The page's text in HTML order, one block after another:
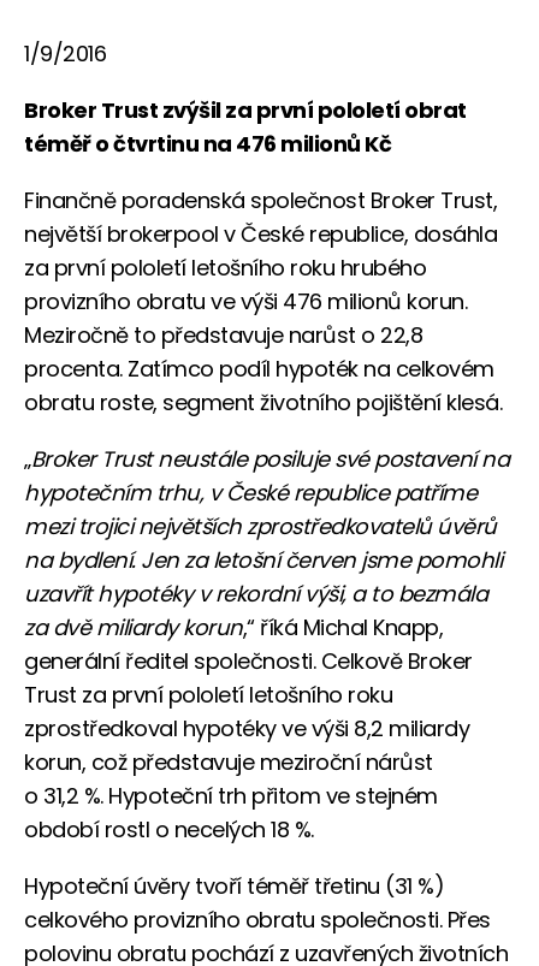
1/9/2016
Broker Trust zvýšil za první pololetí obrat
téměř o čtvrtinu na 476 milionů Kč
Finančně poradenská společnost Broker Trust,
největší brokerpool v České republice, dosáhla
za první pololetí letošního roku hrubého
provizního obratu ve výši 476 milionů korun.
Meziročně to představuje narůst o 22,8
procenta. Zatímco podíl hypoték na celkovém
obratu roste, segment životního pojištění klesá.
„Broker Trust neustále posiluje své postavení na
hypotečním trhu, v České republice patříme
mezi trojici největších zprostředkovatelů úvěrů
na bydlení. Jen za letošní červen jsme pomohli
uzavřít hypotéky v rekordní výši, a to bezmála
za dvě miliardy korun,“ říká Michal Knapp,
generální ředitel společnosti. Celkově Broker
Trust za první pololetí letošního roku
zprostředkoval hypotéky ve výši 8,2 miliardy
korun, což představuje meziroční nárůst
o 31,2 %. Hypoteční trh přitom ve stejném
období rostl o necelých 18 %.
Hypoteční úvěry tvoří téměř třetinu (31 %)
celkového provizního obratu společnosti. Přes
polovinu obratu pochází z uzavřených životních